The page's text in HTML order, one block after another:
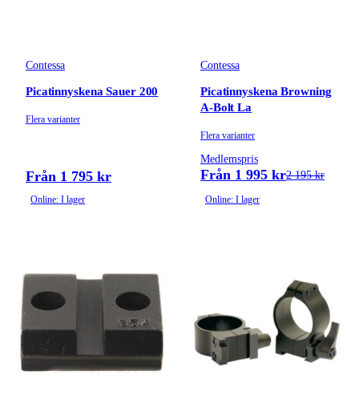
Contessa
Picatinnyskena Sauer 200
Flera varianter
Från 1 795 kr
Online: I lager
Contessa
Picatinnyskena Browning
A-Bolt La
Flera varianter
Medlemspris
Från 1 995 kr2 195 kr
Online: I lager